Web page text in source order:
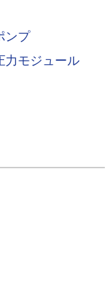
ンプ
力モジュール